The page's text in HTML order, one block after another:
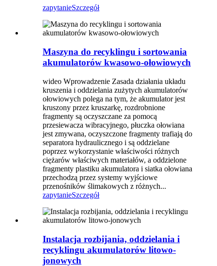
zapytanieSzczegół
Maszyna do recyklingu i sortowania
akumulatorów kwasowo-ołowiowych
wideo Wprowadzenie Zasada działania układu
kruszenia i oddzielania zużytych akumulatorów
ołowiowych polega na tym, że akumulator jest
kruszony przez kruszarkę, rozdrobnione
fragmenty są oczyszczane za pomocą
przesiewacza wibracyjnego, płuczka ołowiana
jest zmywana, oczyszczone fragmenty trafiają do
separatora hydraulicznego i są oddzielane
poprzez wykorzystanie właściwości różnych
ciężarów właściwych materiałów, a oddzielone
fragmenty plastiku akumulatora i siatka ołowiana
przechodzą przez systemy wyjściowe
przenośników ślimakowych z różnych...
zapytanieSzczegół
Instalacja rozbijania, oddzielania i
recyklingu akumulatorów litowo-
jonowych